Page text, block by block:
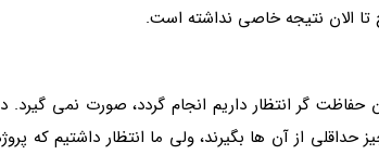
تا الان نتیجه خاصی نداشته است.
حفاظت گر انتظار داریم انجام گردد، صورت نمی گیرد.
از آن ها بگیرند، ولی ما انتظار داشتیم که